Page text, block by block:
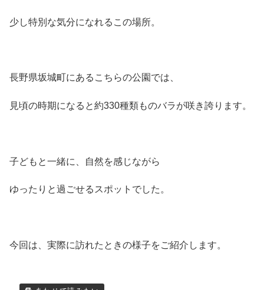
少し特別な気分になれるこの場所。
長野県坂城町にあるこちらの公園では、
見頃の時期になると約330種類ものバラが咲き誇ります。
子どもと一緒に、自然を感じながら
ゆったりと過ごせるスポットでした。
今回は、実際に訪れたときの様子をご紹介します。